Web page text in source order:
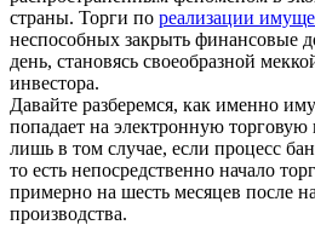
страны. Торги по реализации
неспособных закрыть финансовые
день, становясь своеобразной
инвестора.
Давайте разберемся, как именно
попадает на электронную
лишь в том случае, если процесс
то есть непосредственно начало
примерно на шесть месяцев после
производства.